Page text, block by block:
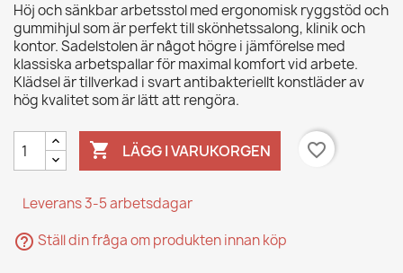
Höj och sänkbar arbetsstol med ergonomisk ryggstöd och
gummihjul som är perfekt till skönhetssalong, klinik och
kontor. Sadelstolen är något högre i jämförelse med
klassiska arbetspallar för maximal komfort vid arbete.
Klädsel är tillverkad i svart antibakteriellt konstläder av
hög kvalitet som är lätt att rengöra.
 LÄGG I VARUKORGEN favorite_border
Leverans 3-5 arbetsdagar
help_outline Ställ din fråga om produkten innan köp